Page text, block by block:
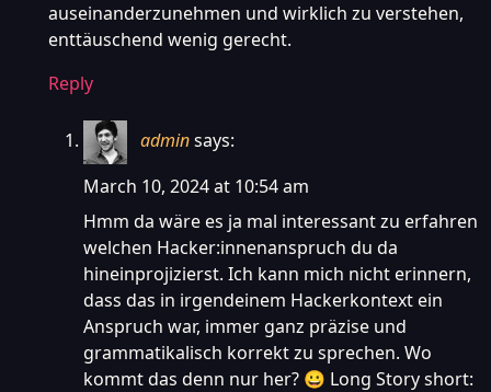
auseinanderzunehmen und wirklich zu verstehen,
enttäuschend wenig gerecht.
Reply
adminsays:
March 10, 2024 at 10:54 am
Hmm da wäre es ja mal interessant zu erfahren
welchen Hacker:innenanspruch du da
hineinprojizierst. Ich kann mich nicht erinnern,
dass das in irgendeinem Hackerkontext ein
Anspruch war, immer ganz präzise und
grammatikalisch korrekt zu sprechen. Wo
kommt das denn nur her? 😀 Long Story short: